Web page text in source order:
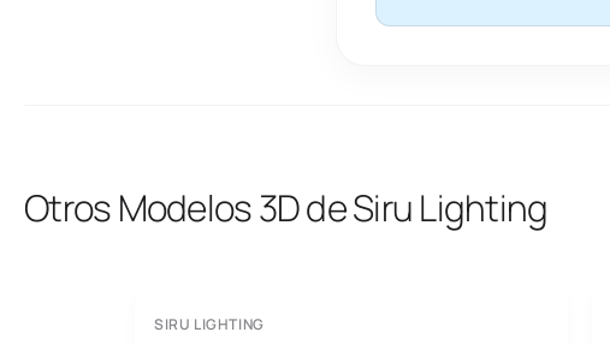
Otros Modelos 3D de Siru Lighting
SIRU LIGHTING